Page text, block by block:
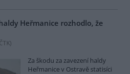
Heřmanice rozhodlo, že
ČTK)
Za škodu za zavezení haldy
Heřmanice v Ostravě statisíci